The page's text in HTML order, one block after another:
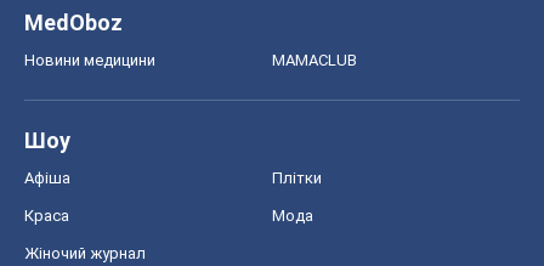
MedOboz
Новини медицини MAMACLUB
Шоу
Афіша Плітки
Краса Мода
Жіночий журнал